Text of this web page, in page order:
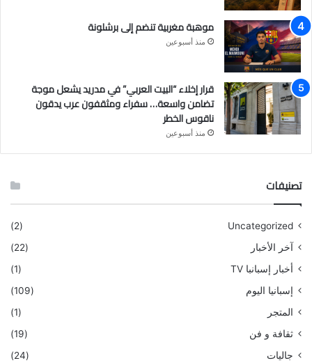
موهبة مغربية تنضم إلى برشلونة
منذ أسبوعين
قرار إخلاء “البيت العربي” في مدريد يشعل موجة
تضامن واسعة… سفراء ومثقفون عرب يدقون
ناقوس الخطر
منذ أسبوعين
تصنيفات
Uncategorized
(2)
آخر الأخبار
(22)
أخبار إسبانبا TV
(1)
إسبانيا اليوم
(109)
المتجر
(1)
ثقافة و فن
(19)
جاليات
(24)